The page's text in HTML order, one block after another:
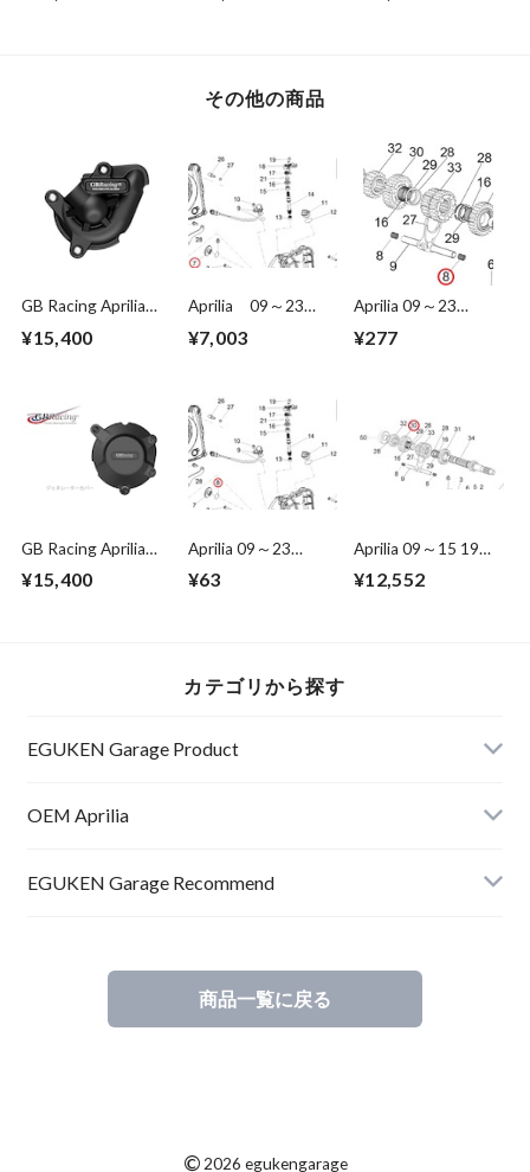
その他の商品
GB Racing Aprilia
ターポンプカバー
¥15,400
Aprilia 09～23
/1100 Inspection
¥7,003
Aprilia 09～23
/1100 Spring
¥277
GB Racing Aprilia
1000/1100 ジェネ
¥15,400
Aprilia 09～23
/1100 O-ring
¥63
Aprilia 09～15 19～
1000 /1100 6th
¥12,552
カテゴリから探す
EGUKEN Garage Product
RSV4
RS660
OEM Aprilia
RSV4
EGUKEN Garage Recommend
商品一覧に戻る
© 2026 egukengarage